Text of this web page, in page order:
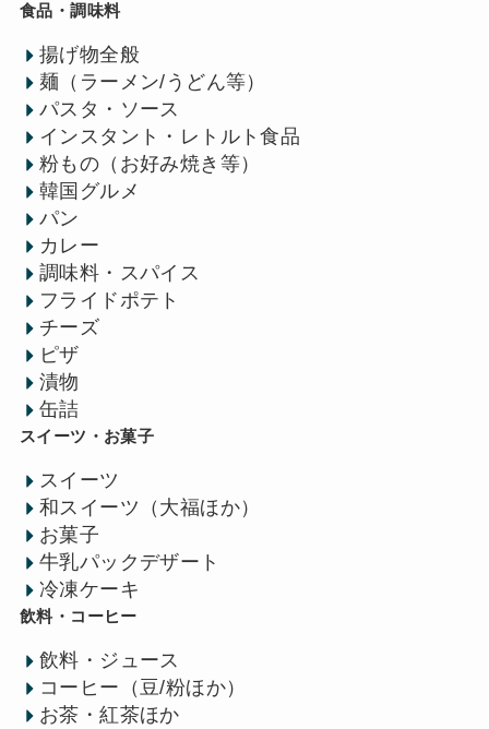
食品・調味料
揚げ物全般
麺（ラーメン/うどん等）
パスタ・ソース
インスタント・レトルト食品
粉もの（お好み焼き等）
韓国グルメ
パン
カレー
調味料・スパイス
フライドポテト
チーズ
ピザ
漬物
缶詰
スイーツ・お菓子
スイーツ
和スイーツ（大福ほか）
お菓子
牛乳パックデザート
冷凍ケーキ
飲料・コーヒー
飲料・ジュース
コーヒー（豆/粉ほか）
お茶・紅茶ほか